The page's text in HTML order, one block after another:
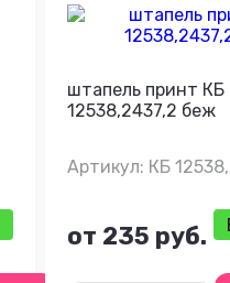
штапель принт КБ
12538,2437,2 беж
Артикул: КБ
от 235 руб.